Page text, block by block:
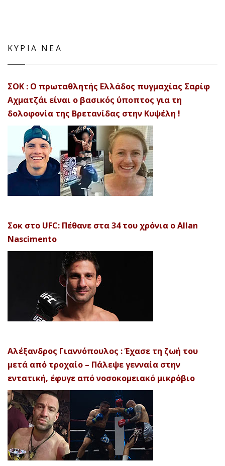
ΚΥΡΙΑ ΝΕΑ
ΣΟΚ : Ο πρωταθλητής Ελλάδος πυγμαχίας Σαρίφ
Αχματζάι είναι ο βασικός ύποπτος για τη
δολοφονία της Βρετανίδας στην Κυψέλη !
Σοκ στο UFC: Πέθανε στα 34 του χρόνια ο Allan
Nascimento
Αλέξανδρος Γιαννόπουλος : Έχασε τη ζωή του
μετά από τροχαίο – Πάλεψε γενναία στην
εντατική, έφυγε από νοσοκομειακό μικρόβιο